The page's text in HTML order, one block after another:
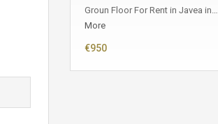
Groun Floor For Rent in Javea in…
More
€950